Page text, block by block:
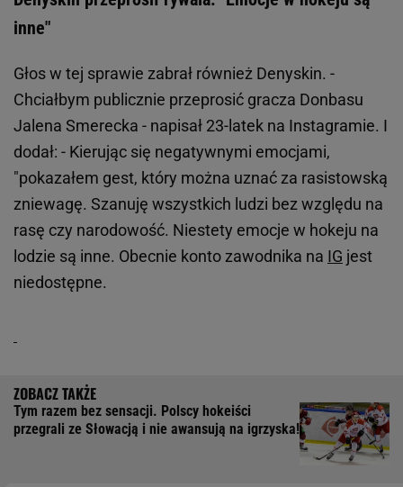
inne"
Głos w tej sprawie zabrał również Denyskin. -
Chciałbym publicznie przeprosić gracza Donbasu
Jalena Smerecka - napisał 23-latek na Instagramie. I
dodał: - Kierując się negatywnymi emocjami,
"pokazałem gest, który można uznać za rasistowską
zniewagę. Szanuję wszystkich ludzi bez względu na
rasę czy narodowość. Niestety emocje w hokeju na
lodzie są inne. Obecnie konto zawodnika na IG jest
niedostępne.
Tym razem bez sensacji. Polscy hokeiści
przegrali ze Słowacją i nie awansują na igrzyska!